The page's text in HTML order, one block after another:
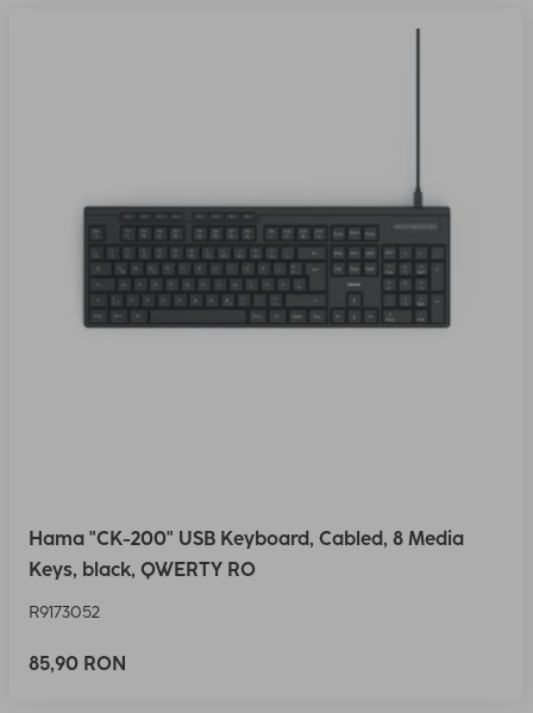
Hama "CK-200" USB Keyboard, Cabled, 8 Media
Keys, black, QWERTY RO
R9173052
85,90 RON